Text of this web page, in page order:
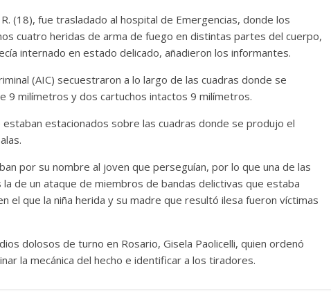
(18), fue trasladado al hospital de Emergencias, donde los
cuatro heridas de arma de fuego en distintas partes del cuerpo,
internado en estado delicado, añadieron los informantes.
(AIC) secuestraron a lo largo de las cuadras donde se
9 milímetros y dos cartuchos intactos 9 milímetros.
estacionados sobre las cuadras donde se produjo el
por su nombre al joven que perseguían, por lo que una de las
de un ataque de miembros de bandas delictivas que estaba
el que la niña herida y su madre que resultó ilesa fueron víctimas
dolosos de turno en Rosario, Gisela Paolicelli, quien ordenó
la mecánica del hecho e identificar a los tiradores.